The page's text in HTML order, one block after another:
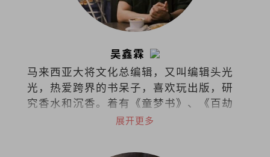
吴鑫霖
马来西亚大将文化总编辑，又叫编辑头光
光，热爱跨界的书呆子，喜欢玩出版，研
究香水和沉香。着有《童梦书》、《百劫
华光》和《不愁此时春光》，最近在不同
展开更多